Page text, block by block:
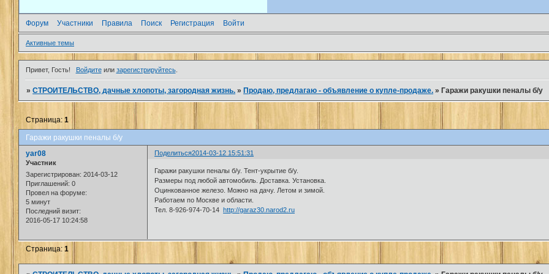
Форум Участники Правила Поиск Регистрация Войти
Активные темы
Привет, Гость! Войдитеили зарегистрируйтесь.
»СТРОИТЕЛЬСТВО, дачные хлопоты, загородная жизнь. »Продаю, предлагаю - объявление о купле-продаже. »Гаражи ракушки пеналы б/у
Гаражи ракушки пеналы б/у
Страница:1
Поделиться2014-03-12 15:51:31
yar08
Участник
Зарегистрирован: 2014-03-12
Приглашений: 0
Провел на форуме:
5 минут
Последний визит:
2016-05-17 10:24:58
Гаражи ракушки пеналы б/у. Тент-укрытие б/у.
Размеры под любой автомобиль. Доставка. Установка.
Оцинкованное железо. Можно на дачу. Летом и зимой.
Работаем по Москве и области.
Тел. 8-926-974-70-14 http://garaz30.narod2.ru
Страница:1